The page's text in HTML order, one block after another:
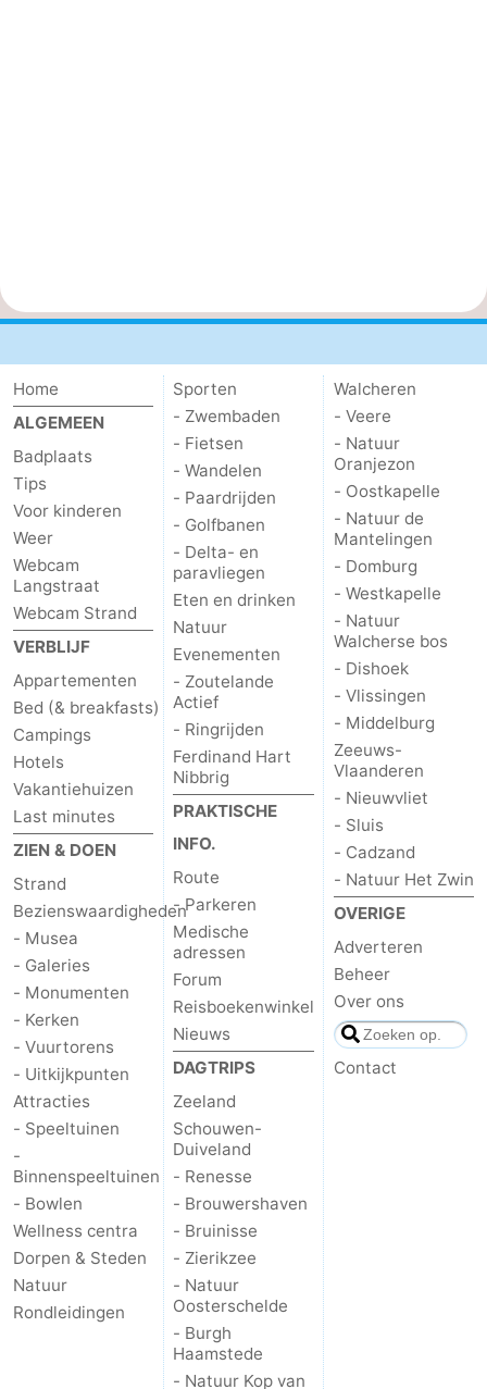
Home
ALGEMEEN
Badplaats
Tips
Voor kinderen
Weer
Webcam
Langstraat
Webcam Strand
VERBLIJF
Appartementen
Bed (& breakfasts)
Campings
Hotels
Vakantiehuizen
Last minutes
ZIEN & DOEN
Strand
Bezienswaardigheden
- Musea
- Galeries
- Monumenten
- Kerken
- Vuurtorens
- Uitkijkpunten
Attracties
- Speeltuinen
-
Binnenspeeltuinen
- Bowlen
Wellness centra
Dorpen & Steden
Natuur
Rondleidingen
Sporten
- Zwembaden
- Fietsen
- Wandelen
- Paardrijden
- Golfbanen
- Delta- en
paravliegen
Eten en drinken
Natuur
Evenementen
- Zoutelande
Actief
- Ringrijden
Ferdinand Hart
Nibbrig
PRAKTISCHE
INFO.
Route
- Parkeren
Medische
adressen
Forum
Reisboekenwinkel
Nieuws
DAGTRIPS
Zeeland
Schouwen-
Duiveland
- Renesse
- Brouwershaven
- Bruinisse
- Zierikzee
- Natuur
Oosterschelde
- Burgh
Haamstede
- Natuur Kop van
Walcheren
- Veere
- Natuur
Oranjezon
- Oostkapelle
- Natuur de
Mantelingen
- Domburg
- Westkapelle
- Natuur
Walcherse bos
- Dishoek
- Vlissingen
- Middelburg
Zeeuws-
Vlaanderen
- Nieuwvliet
- Sluis
- Cadzand
- Natuur Het Zwin
OVERIGE
Adverteren
Beheer
Over ons
Contact